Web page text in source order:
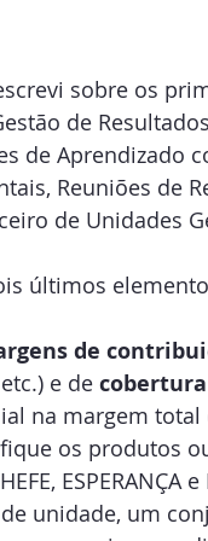
sobre os
de
de Aprendizado
Reuniões de
de Unidades
últimos
de
e de cobertura
na margem
os produtos
unidade, um